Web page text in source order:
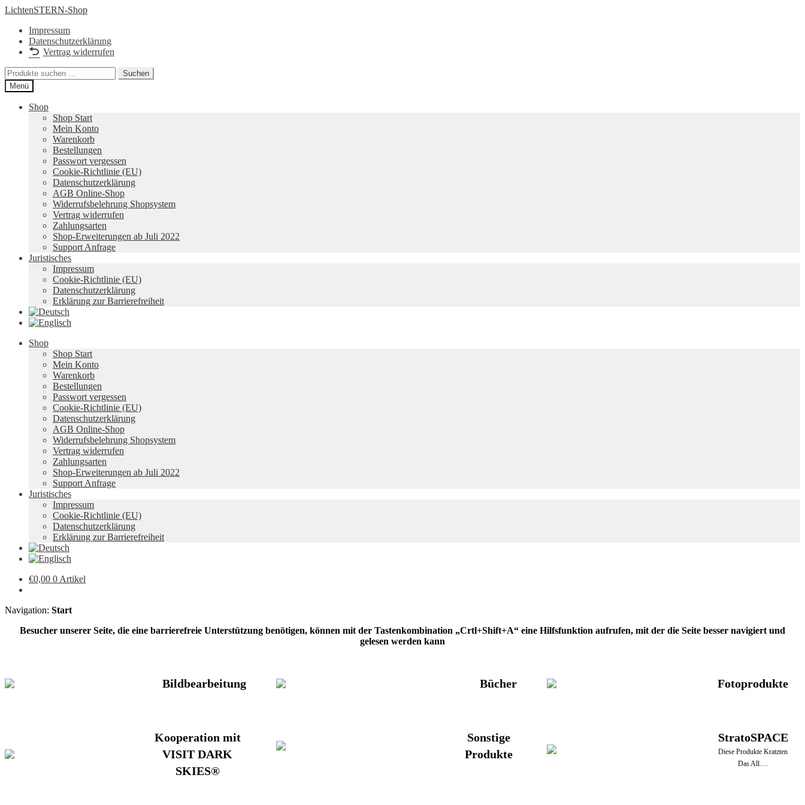
Zur
springen
Zum
springen
LichtenSTERN-Shop
Impressum
Datenschutzerklärung
Vertrag widerrufen
Suchen
nach:
Suchen
Menü
Shop
Shop Start
Mein Konto
Warenkorb
Bestellungen
Passwort vergessen
Cookie-Richtlinie (EU)
Datenschutzerklärung
AGB Online-Shop
Widerrufsbelehrung Shopsystem
Vertrag widerrufen
Zahlungsarten
Shop-Erweiterungen ab Juli 2022
Support Anfrage
Juristisches
Impressum
Cookie-Richtlinie (EU)
Datenschutzerklärung
Erklärung zur Barrierefreiheit
Shop
Shop Start
Mein Konto
Warenkorb
Bestellungen
Passwort vergessen
Cookie-Richtlinie (EU)
Datenschutzerklärung
AGB Online-Shop
Widerrufsbelehrung Shopsystem
Vertrag widerrufen
Zahlungsarten
Shop-Erweiterungen ab Juli 2022
Support Anfrage
Juristisches
Impressum
Cookie-Richtlinie (EU)
Datenschutzerklärung
Erklärung zur Barrierefreiheit
€0,00 0 Artikel
Navigation: Start
Besucher unserer Seite, die eine barrierefreie Unterstützung benötigen, können mit der Tastenkombination „Crtl+Shift+A“ eine Hilfsfunktion aufrufen, mit der die Seite besser navigiert und
gelesen werden kann
Bildbearbeitung Bücher Fotoprodukte
Kooperation mit
VISIT DARK
SKIES®
Sonstige
Produkte
StratoSPACE
Diese Produkte Kratzten
Das All.…